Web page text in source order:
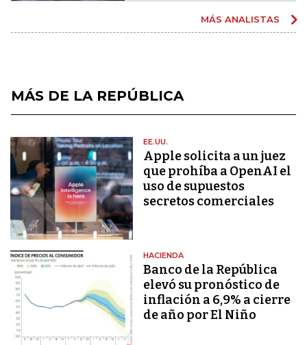
MÁS ANALISTAS
MÁS DE LA REPÚBLICA
EE.UU.
Apple solicita a un juez
que prohíba a OpenAI el
uso de supuestos
secretos comerciales
HACIENDA
Banco de la República
elevó su pronóstico de
inflación a 6,9% a cierre
de año por El Niño